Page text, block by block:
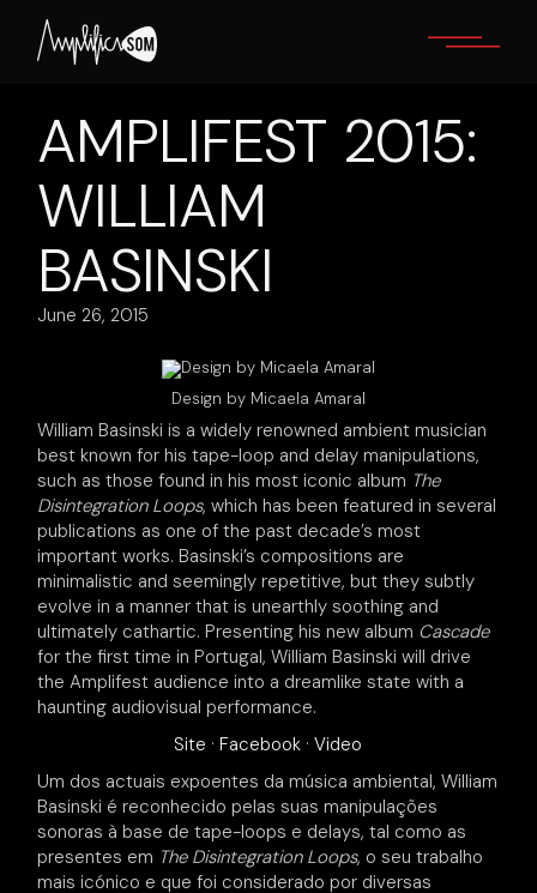
content
AMPLIFEST 2015:
WILLIAM
BASINSKI
June 26, 2015
Design by Micaela Amaral
William Basinski is a widely renowned ambient musician
best known for his tape-loop and delay manipulations,
such as those found in his most iconic album The
Disintegration Loops, which has been featured in several
publications as one of the past decade’s most
important works. Basinski’s compositions are
minimalistic and seemingly repetitive, but they subtly
evolve in a manner that is unearthly soothing and
ultimately cathartic. Presenting his new album Cascade
for the first time in Portugal, William Basinski will drive
the Amplifest audience into a dreamlike state with a
haunting audiovisual performance.
Site ·Facebook ·Video
Um dos actuais expoentes da música ambiental, William
Basinski é reconhecido pelas suas manipulações
sonoras à base de tape-loops e delays, tal como as
presentes em The Disintegration Loops, o seu trabalho
mais icónico e que foi considerado por diversas